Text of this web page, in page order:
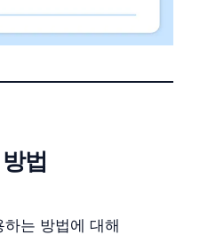
법
는 방법에 대해